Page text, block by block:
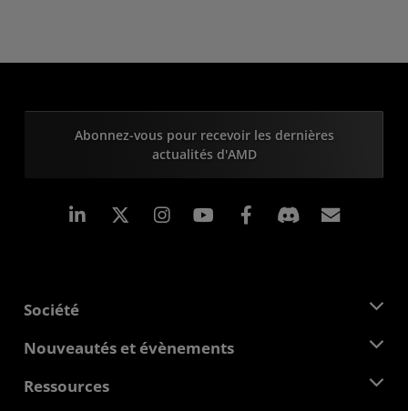
Abonnez-vous pour recevoir les dernières
actualités d'AMD
LinkedIn Instagram Facebook
Société
À propos d'AMD
Responsabilité d'entreprise
Nouveautés et évènements
Salle de presse
Ressources